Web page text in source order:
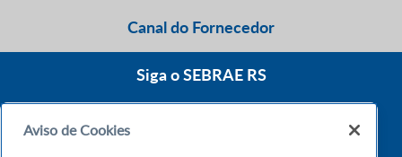
Canal do Fornecedor
Siga o SEBRAE RS
Aviso de Cookies